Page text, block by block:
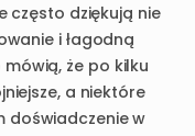
często dziękują nie
i łagodną
mówią​,​ że po kilku
​,​ a niektóre
doświadczeniew